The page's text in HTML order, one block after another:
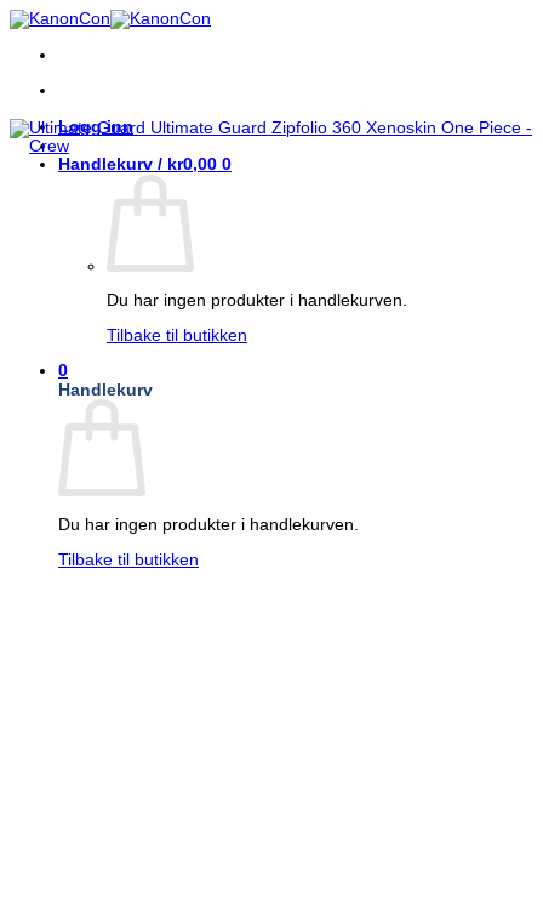
Skip
content
Logg inn
Handlekurv / kr0,00 0
Du har ingen produkter i handlekurven.
Tilbake til butikken
0
Handlekurv
Du har ingen produkter i handlekurven.
Tilbake til butikken